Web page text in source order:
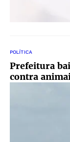
POLÍTICA
Prefeitura
contra